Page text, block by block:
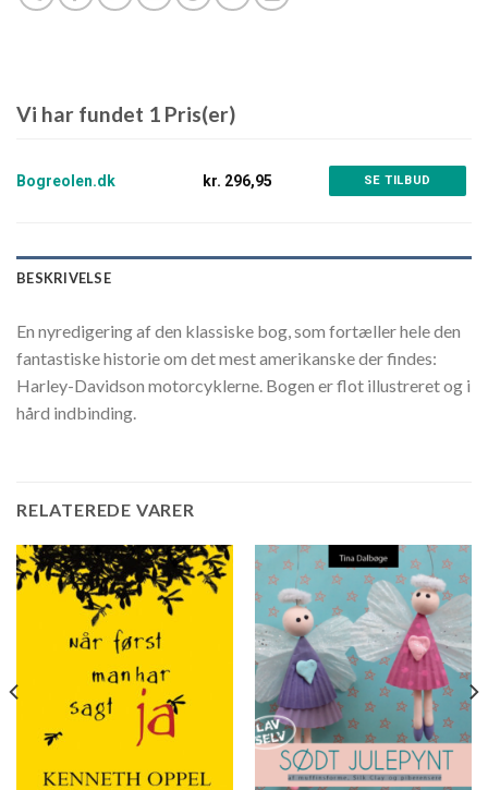
Vi har fundet 1 Pris(er)
Bogreolen.dk kr. 296,95 SE TILBUD
BESKRIVELSE
En nyredigering af den klassiske bog, som fortæller hele den
fantastiske historie om det mest amerikanske der findes:
Harley-Davidson motorcyklerne. Bogen er flot illustreret og i
hård indbinding.
RELATEREDE VARER